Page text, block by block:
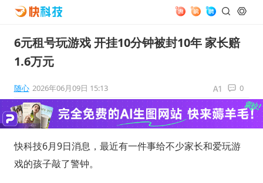
6元租号玩游戏 开挂10分钟被封10年 家长赔
1.6万元
随心 2026年06月09日 15:13 0
快科技6月9日消息，最近有一件事给不少家长和爱玩游
戏的孩子敲了警钟。